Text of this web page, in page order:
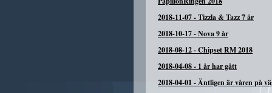
2018-11-07-Tizzla & Tazz 7 år
2018-10-17-Nova 9 år
2018-08-12-Chipset RM 2018
2018-04-08- 1 år har gått
2018-04-01 -Äntligen är våren på